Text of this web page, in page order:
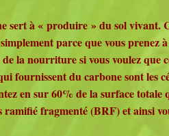
sert à « produire » du sol vivant.
parce que vous
la nourriture si vous voulez
fournissent du carbone sont les
en sur 60% de la surface
fragmenté (BRF) et ainsi